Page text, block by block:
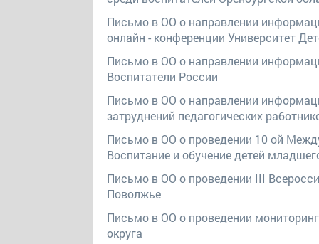
Письмо в ОО о направлении
онлайн - конференции Университет
Письмо в ОО о направлении
Воспитатели России
Письмо в ОО о направлении
затруднений педагогических
Письмо в ОО о проведении 10 ой
Воспитание и обучение детей
Письмо в ОО о проведении III
Поволжье
Письмо в ОО о проведении
округа